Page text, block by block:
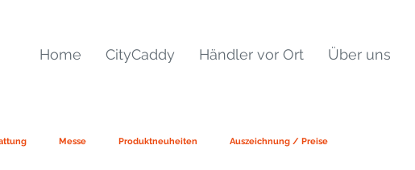
Home CityCaddy Händler vor Ort Über uns
Messe Produktneuheiten Auszeichnung / Preise